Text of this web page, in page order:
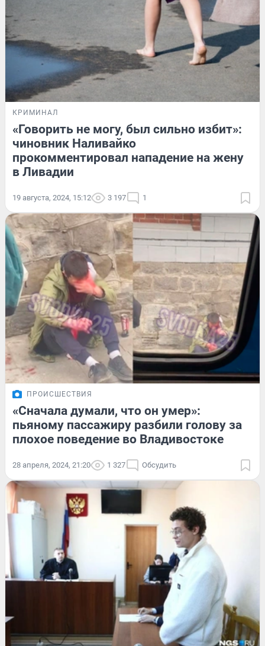
КРИМИНАЛ
«Говорить не могу, был сильно избит»:
чиновник Наливайко
прокомментировал нападение на жену
в Ливадии
19 августа, 2024, 15:12 3 197 1
ПРОИСШЕСТВИЯ
«Сначала думали, что он умер»:
пьяному пассажиру разбили голову за
плохое поведение во Владивостоке
28 апреля, 2024, 21:20 1 327 Обсудить